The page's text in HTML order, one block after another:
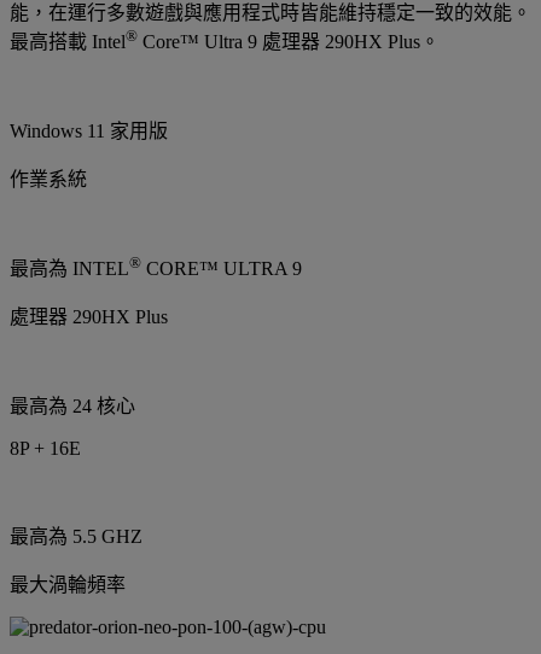
能，在運行多數遊戲與應用程式時皆能維持穩定一致的效能。
最高搭載 Intel® Core™ Ultra 9 處理器 290HX Plus。
Windows 11 家用版
作業系統
最高為 INTEL® CORE™ ULTRA 9
處理器 290HX Plus
最高為 24 核心
8P + 16E
最高為 5.5 GHZ
最大渦輪頻率